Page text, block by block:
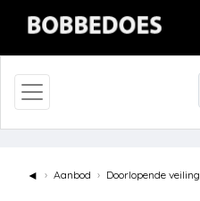
◄ Aanbod Doorlopende veiling